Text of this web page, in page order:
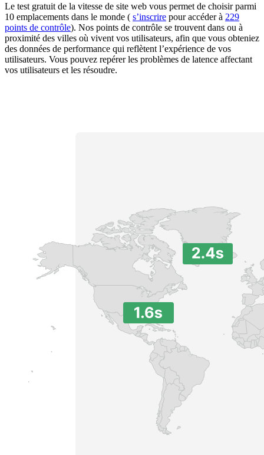
Le test gratuit de la vitesse de site web vous permet de choisir parmi
10 emplacements dans le monde ( s’inscrire pour accéder à 229
points de contrôle). Nos points de contrôle se trouvent dans ou à
proximité des villes où vivent vos utilisateurs, afin que vous obteniez
des données de performance qui reflètent l’expérience de vos
utilisateurs. Vous pouvez repérer les problèmes de latence affectant
vos utilisateurs et les résoudre.